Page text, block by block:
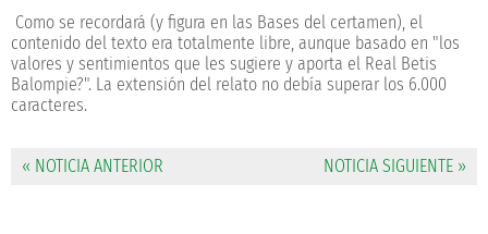
Como se recordará (y figura en las Bases del certamen), el
contenido del texto era totalmente libre, aunque basado en "los
valores y sentimientos que les sugiere y aporta el Real Betis
Balompie?". La extensión del relato no debía superar los 6.000
caracteres.
« NOTICIA ANTERIOR NOTICIA SIGUIENTE »